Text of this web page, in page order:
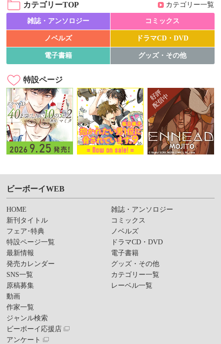
カテゴリーTOP カテゴリー一覧
雑誌・アンソロジー コミックス
ノベルズ ドラマCD・DVD
電子書籍 グッズ・その他
特設ページ
ビーボーイWEB
HOME
新刊タイトル
フェア･特典
特設ページ一覧
最新情報
発売カレンダー
SNS一覧
原稿募集
動画
作家一覧
ジャンル検索
ビーボーイ応援店
アンケート
雑誌・アンソロジー
コミックス
ノベルズ
ドラマCD・DVD
電子書籍
グッズ・その他
カテゴリー一覧
レーベル一覧